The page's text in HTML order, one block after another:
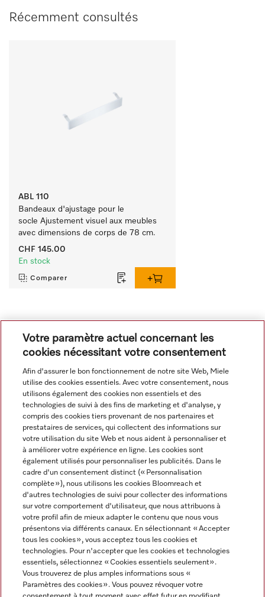
Récemment consultés
ABL 110
Bandeaux d'ajustage pour le
socle Ajustement visuel aux meubles
avec dimensions de corps de 78 cm.
CHF 145.00
En stock
Comparer
Navigation
Service
Votre paramètre actuel concernant les
cookies nécessitant votre consentement
Afin d'assurer le bon fonctionnement de notre site Web, Miele
utilise des cookies essentiels. Avec votre consentement, nous
utilisons également des cookies non essentiels et des
technologies de suivi à des fins de marketing et d'analyse, y
compris des cookies tiers provenant de nos partenaires et
prestataires de services, qui collectent des informations sur
votre utilisation du site Web et nous aident à personnaliser et
à améliorer votre expérience en ligne. Les cookies sont
également utilisés pour personnaliser les publicités. Dans le
cadre d'un consentement distinct (« Personnalisation
complète »), nous utilisons les cookies Bloomreach et
d'autres technologies de suivi pour collecter des informations
sur votre comportement d'utilisateur, que nous attribuons à
votre profil afin de mieux adapter le contenu que nous vous
présentons via différents canaux. En sélectionnant « Accepter
tous les cookies », vous acceptez tous les cookies et
technologies. Pour n'accepter que les cookies et technologies
essentiels, sélectionnez « Cookies essentiels seulement».
Vous trouverez de plus amples informations sous «
Paramètres des cookies ». Vous pouvez révoquer votre